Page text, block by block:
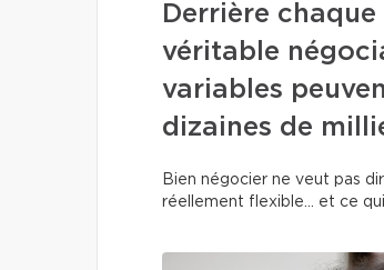
Derrière
véritable
variables
dizaines de
Bien négocier ne veut pas
réellement flexible… et ce qui